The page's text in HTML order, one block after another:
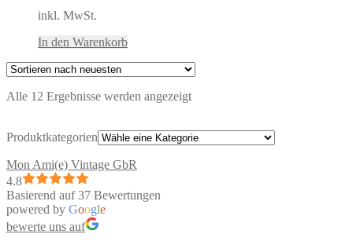
inkl. MwSt.
In den Warenkorb
Alle 12 Ergebnisse werden angezeigtNach
Produktkategorien
Mon Ami(e) Vintage GbR
4.8
Basierend auf 37 Bewertungen
powered by Google
bewerte uns auf